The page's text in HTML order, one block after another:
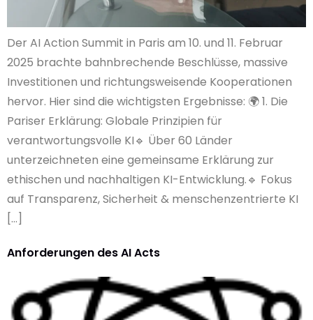
Der AI Action Summit in Paris am 10. und 11. Februar
2025 brachte bahnbrechende Beschlüsse, massive
Investitionen und richtungsweisende Kooperationen
hervor. Hier sind die wichtigsten Ergebnisse: 🌍 1. Die
Pariser Erklärung: Globale Prinzipien für
verantwortungsvolle KI🔹 Über 60 Länder
unterzeichneten eine gemeinsame Erklärung zur
ethischen und nachhaltigen KI-Entwicklung.🔹 Fokus
auf Transparenz, Sicherheit & menschenzentrierte KI
[…]
Anforderungen des AI Acts